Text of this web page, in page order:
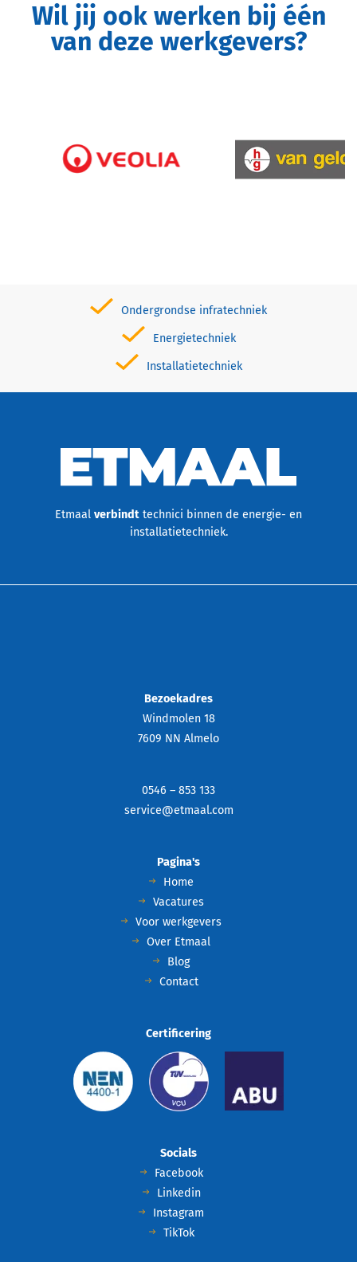
Wil jij ook werken bij één
van deze werkgevers?
Ondergrondse infratechniek
Energietechniek
Installatietechniek
Etmaal verbindt technici binnen de energie- en
installatietechniek.
Bezoekadres
Windmolen 18
7609 NN Almelo
0546 – 853 133
service@etmaal.com
Pagina's
Home
Vacatures
Voor werkgevers
Over Etmaal
Blog
Contact
Certificering
Socials
Facebook
Linkedin
Instagram
TikTok